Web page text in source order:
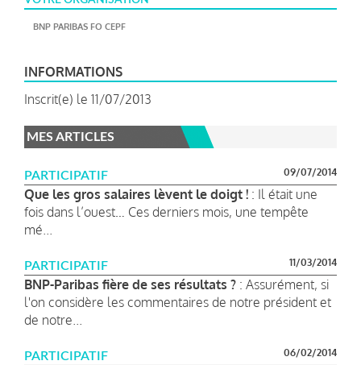
BNP PARIBAS FO CEPF
INFORMATIONS
Inscrit(e) le 11/07/2013
MES ARTICLES
PARTICIPATIF 09/07/2014
Que les gros salaires lèvent le doigt ! : Il était une
fois dans l’ouest… Ces derniers mois, une tempête
mé...
PARTICIPATIF 11/03/2014
BNP-Paribas fière de ses résultats ? : Assurément, si
l'on considère les commentaires de notre président et
de notre...
PARTICIPATIF 06/02/2014